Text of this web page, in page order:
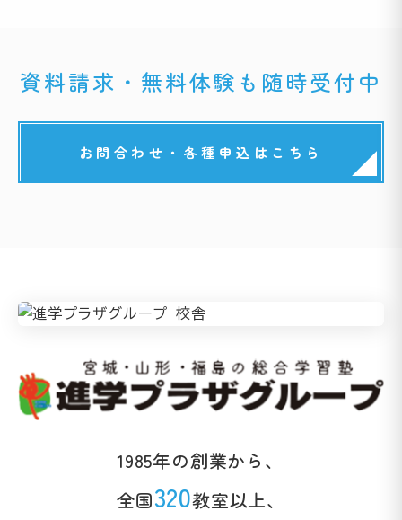
資料請求・無料体験も随時受付中
お問合わせ・各種申込はこちら
1985年の創業から、
全国320教室以上、